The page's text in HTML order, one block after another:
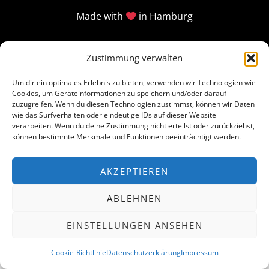
Zustimmung verwalten
Um dir ein optimales Erlebnis zu bieten, verwenden wir Technologien wie
Cookies, um Geräteinformationen zu speichern und/oder darauf
zuzugreifen. Wenn du diesen Technologien zustimmst, können wir Daten
wie das Surfverhalten oder eindeutige IDs auf dieser Website
verarbeiten. Wenn du deine Zustimmung nicht erteilst oder zurückziehst,
können bestimmte Merkmale und Funktionen beeinträchtigt werden.
AKZEPTIEREN
ABLEHNEN
EINSTELLUNGEN ANSEHEN
Cookie-RichtlinieDatenschutzerklärungImpressum
Made with in Hamburg